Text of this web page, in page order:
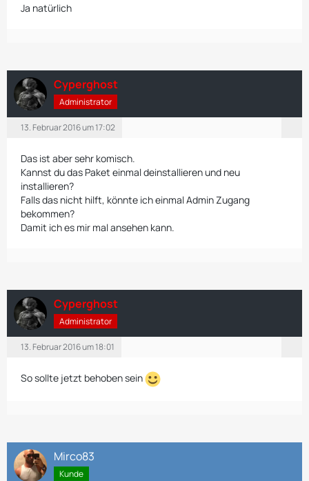
Ja natürlich
Cyperghost
Administrator
13. Februar 2016 um 17:02
Das ist aber sehr komisch.
Kannst du das Paket einmal deinstallieren und neu
installieren?
Falls das nicht hilft, könnte ich einmal Admin Zugang
bekommen?
Damit ich es mir mal ansehen kann.
Cyperghost
Administrator
13. Februar 2016 um 18:01
So sollte jetzt behoben sein
Mirco83
Kunde